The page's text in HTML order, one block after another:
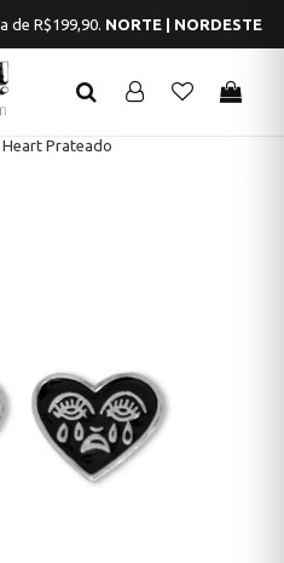
de R$199,90. NORTE | NORDESTE
Prateado